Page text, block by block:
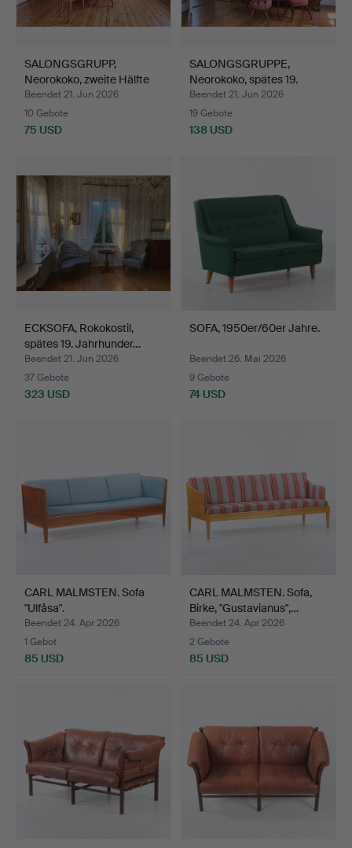
SALONGSGRUPP,
Neorokoko, zweite Hälfte
des…
Beendet 21. Jun 2026
10 Gebote
75 USD
SALONGSGRUPPE,
Neorokoko, spätes 19.
Jahrh…
Beendet 21. Jun 2026
19 Gebote
138 USD
ECKSOFA, Rokokostil,
spätes 19. Jahrhunder…
Beendet 21. Jun 2026
37 Gebote
323 USD
SOFA, 1950er/60er Jahre.
Beendet 26. Mai 2026
9 Gebote
74 USD
CARL MALMSTEN. Sofa
"Ulfåsa".
Beendet 24. Apr 2026
1 Gebot
85 USD
CARL MALMSTEN. Sofa,
Birke, "Gustavianus",…
Beendet 24. Apr 2026
2 Gebote
85 USD